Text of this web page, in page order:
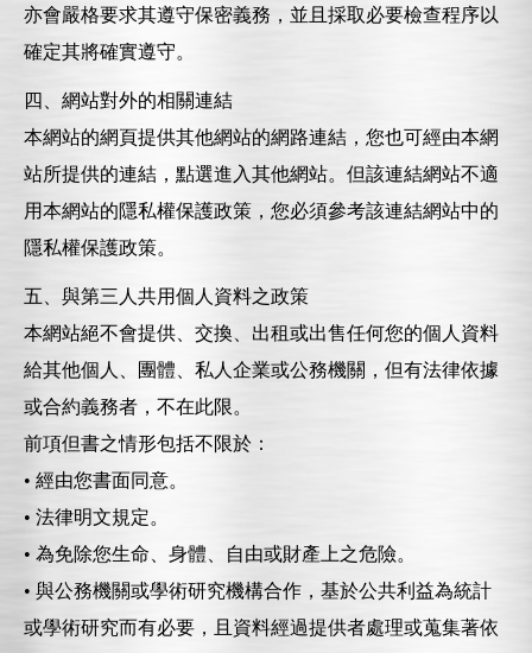
亦會嚴格要求其遵守保密義務，並且採取必要檢查程序以
確定其將確實遵守。
四、網站對外的相關連結
本網站的網頁提供其他網站的網路連結，您也可經由本網
站所提供的連結，點選進入其他網站。但該連結網站不適
用本網站的隱私權保護政策，您必須參考該連結網站中的
隱私權保護政策。
五、與第三人共用個人資料之政策
本網站絕不會提供、交換、出租或出售任何您的個人資料
給其他個人、團體、私人企業或公務機關，但有法律依據
或合約義務者，不在此限。
前項但書之情形包括不限於：
• 經由您書面同意。
• 法律明文規定。
• 為免除您生命、身體、自由或財產上之危險。
• 與公務機關或學術研究機構合作，基於公共利益為統計
或學術研究而有必要，且資料經過提供者處理或蒐集著依